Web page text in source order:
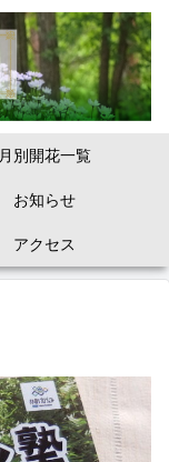
月別開花一覧
お知らせ
アクセス